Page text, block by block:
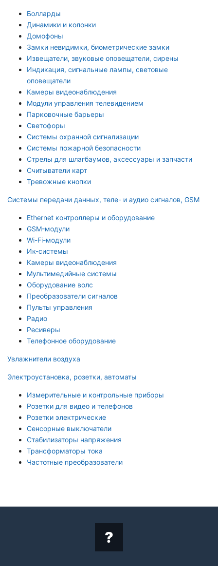
Болларды
Динамики и колонки
Домофоны
Замки невидимки, биометрические замки
Извещатели, звуковые оповещатели, сирены
Индикация, сигнальные лампы, световые
оповещатели
Камеры видеонаблюдения
Модули управления телевидением
Парковочные барьеры
Светофоры
Системы охранной сигнализации
Системы пожарной безопасности
Стрелы для шлагбаумов, аксессуары и запчасти
Считыватели карт
Тревожные кнопки
Системы передачи данных, теле- и аудио сигналов, GSM
Ethernet контроллеры и оборудование
GSM-модули
Wi-Fi-модули
Ик-системы
Камеры видеонаблюдения
Мультимедийные системы
Оборудование волс
Преобразователи сигналов
Пульты управления
Радио
Ресиверы
Телефонное оборудование
Увлажнители воздуха
Электроустановка, розетки, автоматы
Измерительные и контрольные приборы
Розетки для видео и телефонов
Розетки электрические
Сенсорные выключатели
Стабилизаторы напряжения
Трансформаторы тока
Частотные преобразователи